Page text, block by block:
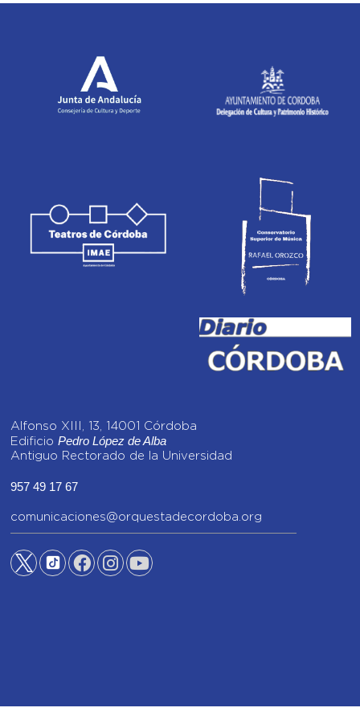
Alfonso XIII, 13, 14001 Córdoba
EdificioPedro López de Alba
Antiguo Rectorado de la Universidad
957 49 17 67
comunicaciones@orquestadecordoba.org